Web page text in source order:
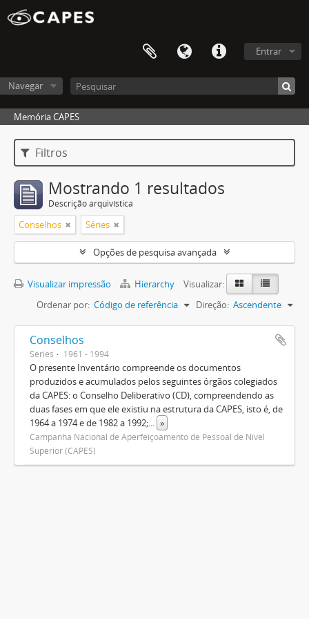
Entrar
Navegar
Memória CAPES
Filtros
Mostrando 1 resultados
Descrição arquivística
Conselhos Séries
Opções de pesquisa avançada
Visualizar impressão Hierarchy
Visualizar:
Ordenar por: Código de referência Direção: Ascendente
Conselhos
Séries 1961 - 1994
O presente Inventário compreende os documentos
produzidos e acumulados pelos seguintes órgãos colegiados
da CAPES: o Conselho Deliberativo (CD), compreendendo as
duas fases em que ele existiu na estrutura da CAPES, isto é, de
1964 a 1974 e de 1982 a 1992;... »
Campanha Nacional de Aperfeiçoamento de Pessoal de Nível
Superior (CAPES)